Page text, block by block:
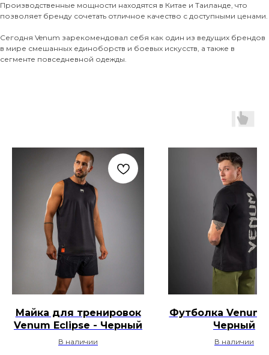
Производственные мощности находятся в Китае и Таиланде, что
позволяет бренду сочетать отличное качество с доступными ценами.
Сегодня Venum зарекомендовал себя как один из ведущих брендов
в мире смешанных единоборств и боевых искусств, а также в
сегменте повседневной одежды.
Майка для тренировок
Venum Eclipse - Черный
В наличии
Футболка Venum
Черный
В наличии